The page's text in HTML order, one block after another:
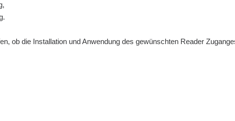
ob die Installation und Anwendung des gewünschten Reader